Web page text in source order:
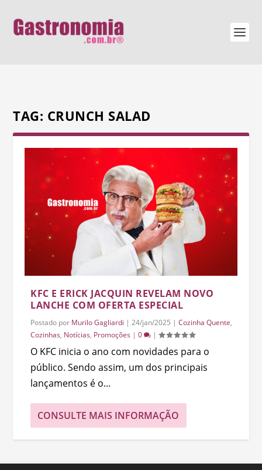
TAG: CRUNCH SALAD
KFC E ERICK JACQUIN REVELAM NOVO
LANCHE COM OFERTA ESPECIAL
Postado por Murilo Gagliardi |24/jan/2025 |Cozinha Quente,
Cozinhas, Notícias, Promoções |0 |
O KFC inicia o ano com novidades para o
público. Sendo assim, um dos principais
lançamentos é o...
CONSULTE MAIS INFORMAÇÃO